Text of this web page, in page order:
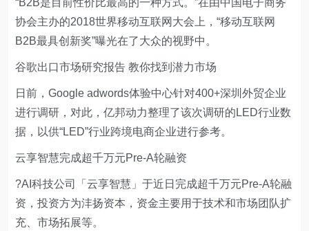
“B2B是目前性价比最高的一种方式。”在由中国电子商务
协会主办的2018世界移动互联网大会上，“移动互联网
B2B最具创新奖”曝光在了大众的视野中。
谷歌出口市场研究报告 教你找到潜力市场
日前，Google adwords体验中心针对400+深圳外贸企业
进行调研，对此，亿邦动力整理了该次调研的LED行业数
据，以供“LED”行业跨境电商企业进行参考。
云享智慧完成超千万元Pre-A轮融资
?AI科技公司「云享智慧」于近日完成超千万元Pre-A轮融
资，投资方为沣扬资本，资金主要用于技术和市场团队扩
充、市场拓展等。